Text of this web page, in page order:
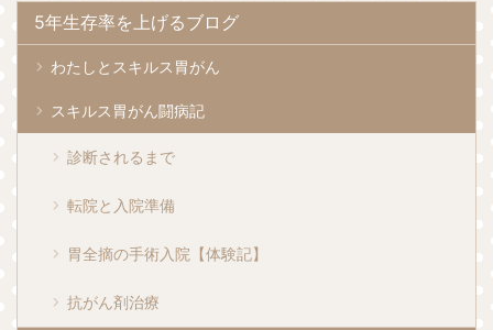
5年生存率を上げるブログ
わたしとスキルス胃がん
スキルス胃がん闘病記
診断されるまで
転院と入院準備
胃全摘の手術入院【体験記】
抗がん剤治療